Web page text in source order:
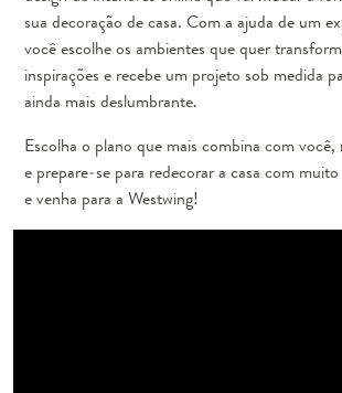
sua decoração de casa. Com a ajuda de um
você escolhe os ambientes que quer
inspirações e recebe um projeto sob medida
ainda mais deslumbrante.
Escolha o plano que mais combina com você,
e prepare-se para redecorar a casa com
e venha para a Westwing!